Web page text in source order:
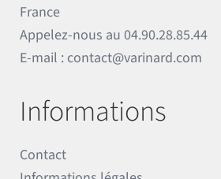
France
Appelez-nous au04.90.28.85.44
E-mail : contact@varinard.com
Informations
Contact